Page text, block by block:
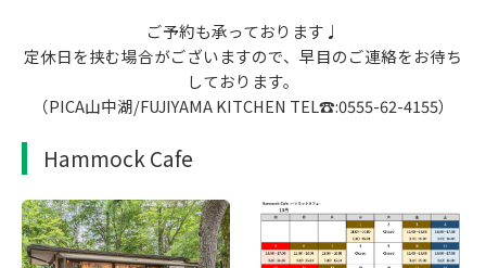
ご予約も承っております♩
定休日を挟む場合がございますので、早目のご連絡をお待ち
しております。
（PICA山中湖/FUJIYAMA KITCHEN TEL☎:0555-62-4155）
Hammock Cafe